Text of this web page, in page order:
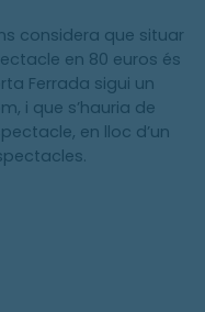
considera que situar
en 80 euros és
Ferrada sigui un
i que s’hauria de
en lloc d’un